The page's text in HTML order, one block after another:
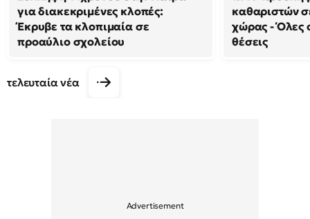
για διακεκριμένες κλοπές:
Έκρυβε τα κλοπιμαία σε
προαύλιο σχολείου
καθαριστών
χώρας - Όλες
θέσεις
τελευταία νέα